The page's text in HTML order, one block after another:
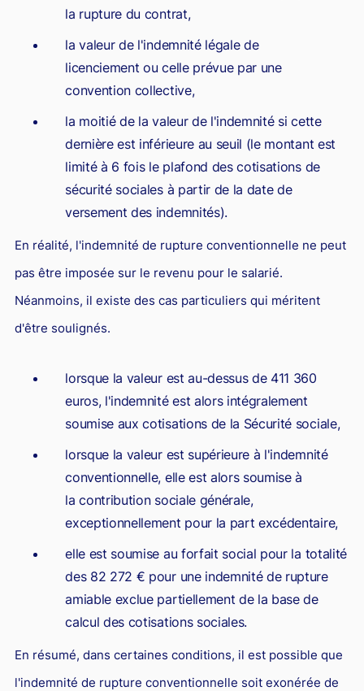
la rupture du contrat,
la valeur de l'indemnité légale de
licenciement ou celle prévue par une
convention collective,
la moitié de la valeur de l'indemnité si cette
dernière est inférieure au seuil (le montant est
limité à 6 fois le plafond des cotisations de
sécurité sociales à partir de la date de
versement des indemnités).
En réalité, l'indemnité de rupture conventionnelle ne peut
pas être imposée sur le revenu pour le salarié.
Néanmoins, il existe des cas particuliers qui méritent
d'être soulignés.
lorsque la valeur est au-dessus de 411 360
euros, l'indemnité est alors intégralement
soumise aux cotisations de la Sécurité sociale,
lorsque la valeur est supérieure à l'indemnité
conventionnelle, elle est alors soumise à
la contribution sociale générale,
exceptionnellement pour la part excédentaire,
elle est soumise au forfait social pour la totalité
des 82 272 € pour une indemnité de rupture
amiable exclue partiellement de la base de
calcul des cotisations sociales.
En résumé, dans certaines conditions, il est possible que
l'indemnité de rupture conventionnelle soit exonérée de